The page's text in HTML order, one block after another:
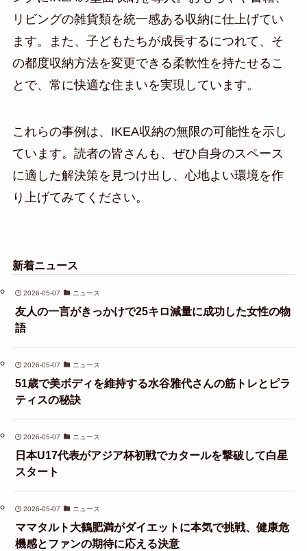
リビングの雑貨類を統一感ある収納に仕上げてい
ます。また、子どもたちが成長するにつれて、そ
の都度収納方法を変更できる柔軟性を持たせるこ
とで、常に快適な住まいを実現しています。
これらの事例は、IKEA収納の無限の可能性を示し
ています。読者の皆さんも、ぜひ自身のスペース
に適した解決策を見つけ出し、心地よい環境を作
り上げてみてください。
新着ニュース
2026-05-07 ニュース
友人の一言がきっかけで25キロ減量に成功した女性の物
語
2026-05-07 ニュース
51歳で美ボディを維持する水谷雅代さんの筋トレとピラ
ティスの秘訣
2026-05-07 ニュース
日本U17代表がアジア杯初戦でカタールを撃破して白星
スタート
2026-05-07 ニュース
ママタルト大鶴肥満がダイエットに本気で挑戦、健康危
機感とファンの期待に応える決意